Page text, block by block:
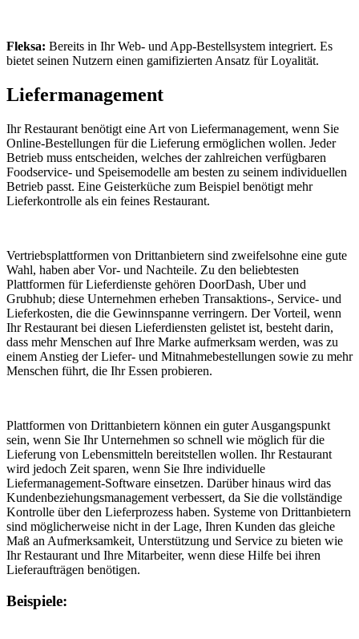
Fleksa: Bereits in Ihr Web- und App-Bestellsystem integriert. Es
bietet seinen Nutzern einen gamifizierten Ansatz für Loyalität.
Liefermanagement
Ihr Restaurant benötigt eine Art von Liefermanagement, wenn Sie
Online-Bestellungen für die Lieferung ermöglichen wollen. Jeder
Betrieb muss entscheiden, welches der zahlreichen verfügbaren
Foodservice- und Speisemodelle am besten zu seinem individuellen
Betrieb passt. Eine Geisterküche zum Beispiel benötigt mehr
Lieferkontrolle als ein feines Restaurant.
Vertriebsplattformen von Drittanbietern sind zweifelsohne eine gute
Wahl, haben aber Vor- und Nachteile. Zu den beliebtesten
Plattformen für Lieferdienste gehören DoorDash, Uber und
Grubhub; diese Unternehmen erheben Transaktions-, Service- und
Lieferkosten, die die Gewinnspanne verringern. Der Vorteil, wenn
Ihr Restaurant bei diesen Lieferdiensten gelistet ist, besteht darin,
dass mehr Menschen auf Ihre Marke aufmerksam werden, was zu
einem Anstieg der Liefer- und Mitnahmebestellungen sowie zu mehr
Menschen führt, die Ihr Essen probieren.
Plattformen von Drittanbietern können ein guter Ausgangspunkt
sein, wenn Sie Ihr Unternehmen so schnell wie möglich für die
Lieferung von Lebensmitteln bereitstellen wollen. Ihr Restaurant
wird jedoch Zeit sparen, wenn Sie Ihre individuelle
Liefermanagement-Software einsetzen. Darüber hinaus wird das
Kundenbeziehungsmanagement verbessert, da Sie die vollständige
Kontrolle über den Lieferprozess haben. Systeme von Drittanbietern
sind möglicherweise nicht in der Lage, Ihren Kunden das gleiche
Maß an Aufmerksamkeit, Unterstützung und Service zu bieten wie
Ihr Restaurant und Ihre Mitarbeiter, wenn diese Hilfe bei ihren
Lieferaufträgen benötigen.
Beispiele: